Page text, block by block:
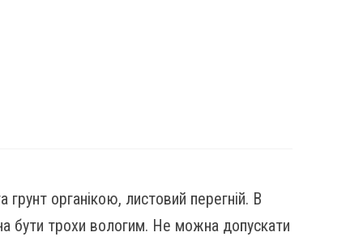
грунт органікою, листовий перегній. В
бути трохи вологим. Не можна допускати